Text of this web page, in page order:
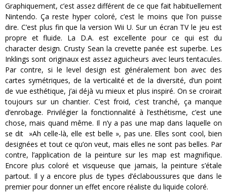
Graphiquement, c’est assez différent de ce que fait habituellement
Nintendo. Ça reste hyper coloré, c’est le moins que l’on puisse
dire. C’est plus fin que la version Wii U. Sur un écran TV le jeu est
propre et fluide. La D.A. est excellente pour ce qui est du
character design. Crusty Sean la crevette panée est superbe. Les
Inklings sont originaux est assez aguicheurs avec leurs tentacules.
Par contre, si le level design est généralement bon avec des
cartes symétriques, de la verticalité et de la diversité, d’un point
de vue esthétique, j’ai déjà vu mieux et plus inspiré. On se croirait
toujours sur un chantier. C’est froid, c’est tranché, ça manque
d’enrobage. Privilégier la fonctionnalité à l’esthétisme, c’est une
chose, mais quand même. Il n’y a pas une map dans laquelle on
se dit »Ah celle-là, elle est belle », pas une. Elles sont cool, bien
designées et tout ce qu’on veut, mais elles ne sont pas belles. Par
contre, l’application de la peinture sur les map est magnifique.
Encore plus coloré et visqueuse que jamais, la peinture s’étale
partout. Il y a encore plus de types d’éclaboussures que dans le
premier pour donner un effet encore réaliste du liquide coloré.